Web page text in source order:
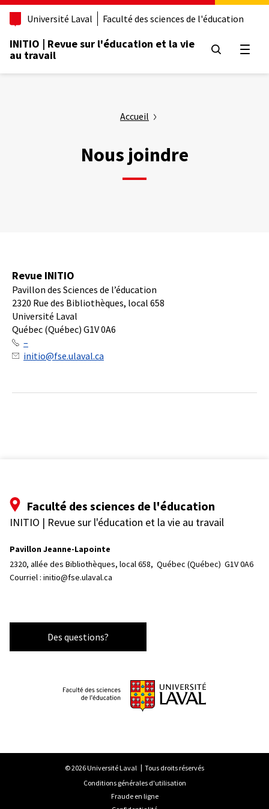
Aller
principal
Université Laval Faculté des sciences de l'éducation
INITIO | Revue sur l'éducation et la vie
au travail
Accueil
Nous joindre
Revue INITIO
Pavillon des Sciences de l’éducation
2320 Rue des Bibliothèques, local 658
Université Laval
Québec (Québec) G1V 0A6
–
initio@fse.ulaval.ca
Faculté des sciences de l'éducation
INITIO | Revue sur l'éducation et la vie au travail
Pavillon Jeanne-Lapointe
2320, allée des Bibliothèques, local 658, Québec (Québec)  G1V 0A6
Courriel : initio@fse.ulaval.ca
Des questions?
© 2026 Université Laval
Tous droits réservés
Conditions générales d'utilisation
Fraude en ligne